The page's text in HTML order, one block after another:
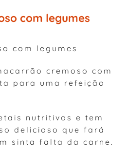
com legumes
com legumes
cremoso com
para uma refeição
nutritivos e tem
delicioso que fará
sinta falta da carne.